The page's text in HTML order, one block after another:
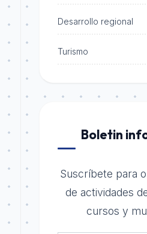
Desarrollo regional
Turismo
Boletin
Suscríbete para
de actividades
cursos y